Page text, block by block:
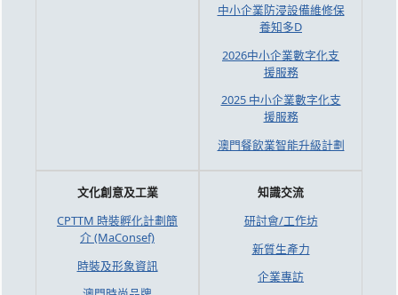
中小企業防浸設備維修保
養知多D
2026中小企業數字化支
援服務
2025 中小企業數字化支
援服務
澳門餐飲業智能升級計劃
文化創意及工業
CPTTM 時裝孵化計劃簡
介 (MaConsef)
時裝及形象資訊
知識交流
研討會/工作坊
新質生產力
企業專訪